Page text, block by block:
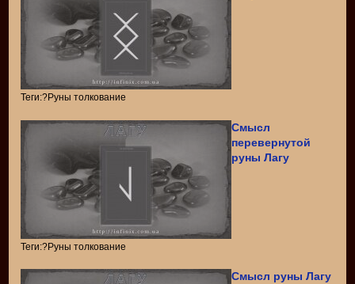
Теги:?Руны толкование
Смысл
перевернутой
руны Лагу
Теги:?Руны толкование
Смысл руны Лагу